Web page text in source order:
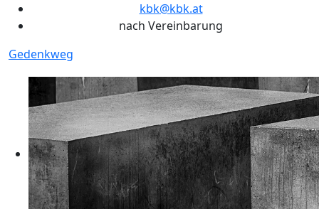
kbk@kbk.at
nach Vereinbarung
Gedenkweg